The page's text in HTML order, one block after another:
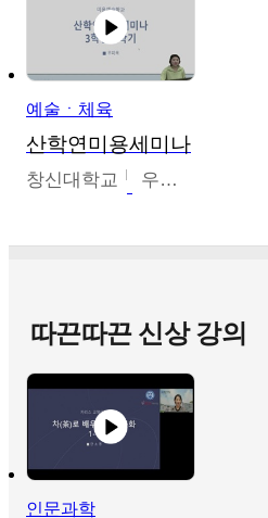
예술ㆍ체육
산학연미용세미나
창신대학교 우미옥,오윤경,박선이
따끈따끈 신상 강의
인문과학